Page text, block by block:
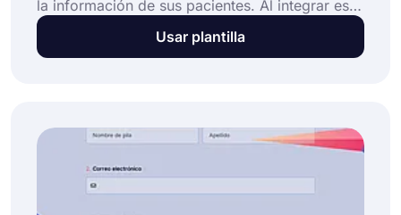
la información de sus pacientes. Al integrar este
formulario en su sitio web, los dentistas pueden
obtener información importante, como nombres
puede crear su propio formulario sin necesidad
de conocimientos en código.
Usar plantilla